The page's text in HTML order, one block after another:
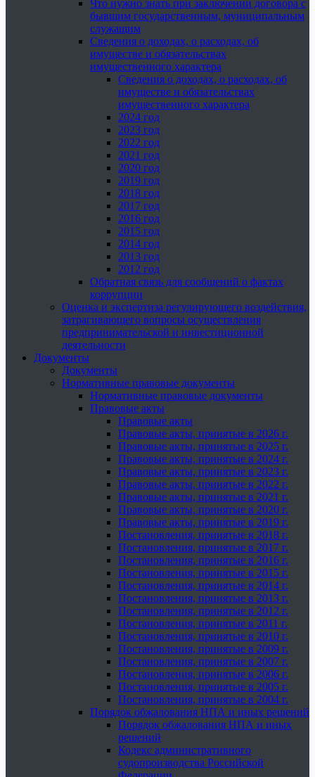
Что нужно знать при заключении договора с
бывшим государственным, муниципальным
служащим
Сведения о доходах, о расходах, об
имуществе и обязательствах
имущественного характера
Сведения о доходах, о расходах, об
имуществе и обязательствах
имущественного характера
2024 год
2023 год
2022 год
2021 год
2020 год
2019 год
2018 год
2017 год
2016 год
2015 год
2014 год
2013 год
2012 год
Обратная связь для сообщений о фактах
коррупции
Оценка и экспертиза регулирующего воздействия,
затрагивающего вопросы осуществления
предпринимательской и инвестиционной
деятельности
Документы
Документы
Нормативные правовые документы
Нормативные правовые документы
Правовые акты
Правовые акты
Правовые акты, принятые в 2026 г.
Правовые акты, принятые в 2025 г.
Правовые акты, принятые в 2024 г.
Правовые акты, принятые в 2023 г.
Правовые акты, принятые в 2022 г.
Правовые акты, принятые в 2021 г.
Правовые акты, принятые в 2020 г.
Правовые акты, принятые в 2019 г.
Постановления, принятые в 2018 г.
Постановления, принятые в 2017 г.
Постановления, принятые в 2016 г.
Постановления, принятые в 2015 г.
Постановления, принятые в 2014 г.
Постановления, принятые в 2013 г.
Постановления, принятые в 2012 г.
Постановления, принятые в 2011 г.
Постановления, принятые в 2010 г.
Постановления, принятые в 2009 г.
Постановления, принятые в 2007 г.
Постановления, принятые в 2006 г.
Постановления, принятые в 2005 г.
Постановления, принятые в 2004 г.
Порядок обжалования НПА и иных решений
Порядок обжалования НПА и иных
решений
Кодекс административного
судопроизводства Российской